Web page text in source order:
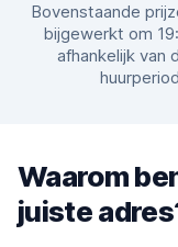
Bovenstaande
bijgewerkt om
afhankelijk van
Waarom
juiste